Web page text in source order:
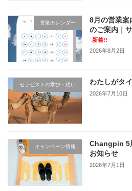
営業カレンダー
8月の営業案
のご案内｜
新着!!
2026年8月2日
セラピストの学び・想い わたしがタ
2026年7月10日
キャンペーン情報
Changpin 5
お知らせ
2026年7月1日